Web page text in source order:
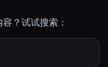
？试试搜索：